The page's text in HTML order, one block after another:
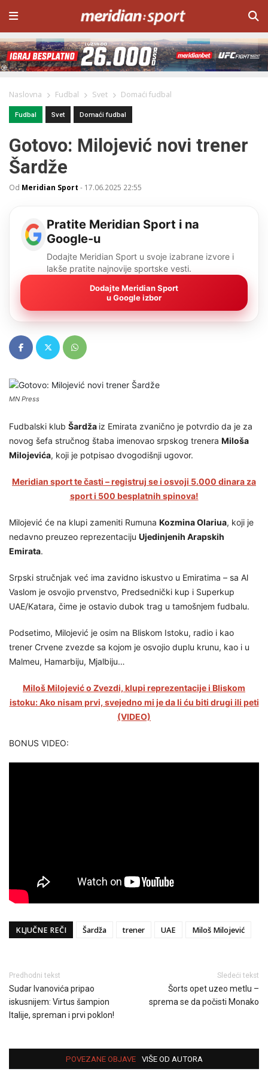
Naslovna Fudbal Svet Domaći fudbal
Fudbal Svet Domaći fudbal
Gotovo: Milojević novi trener
Šardže
Od Meridian Sport - 17.06.2025 22:55
Pratite Meridian Sport i na
Google-u
Dodajte Meridian Sport u svoje izabrane izvore i
lakše pratite najnovije sportske vesti.
Dodajte Meridian Sport
u Google izbor
MN Press
Fudbalski klub Šardža iz Emirata zvanično je potvrdio da je za
novog šefa stručnog štaba imenovao srpskog trenera Miloša
Milojevića, koji je potpisao dvogodišnji ugovor.
Meridian sport te časti – registruj se i osvoji 5.000 dinara za
sport i 500 besplatnih spinova!
Milojević će na klupi zameniti Rumuna Kozmina Olariua, koji je
nedavno preuzeo reprezentaciju Ujedinjenih Arapskih
Emirata.
Srpski stručnjak već ima zavidno iskustvo u Emiratima – sa Al
Vaslom je osvojio prvenstvo, Predsednički kup i Superkup
UAE/Katara, čime je ostavio dubok trag u tamošnjem fudbalu.
Podsetimo, Milojević je osim na Bliskom Istoku, radio i kao
trener Crvene zvezde sa kojom je osvojio duplu krunu, kao i u
Malmeu, Hamarbiju, Mjalbiju…
Miloš Milojević o Zvezdi, klupi reprezentacije i Bliskom
istoku: Ako nisam prvi, svejedno mi je da li ću biti drugi ili peti
(VIDEO)
BONUS VIDEO:
KLJUČNE REČI Šardža trener UAE Miloš Milojević
Predhodni tekst
Sudar Ivanovića pripao
iskusnijem: Virtus šampion
Italije, spreman i prvi poklon!
Sledeći tekst
Šorts opet uzeo metlu –
sprema se da počisti Monako
POVEZANE OBJAVE VIŠE OD AUTORA